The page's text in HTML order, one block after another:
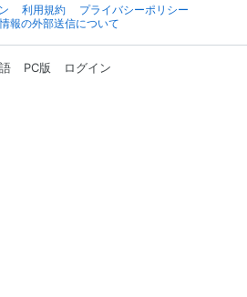
利用規約
プライバシーポリシー
報の外部送信について
PC版 ログイン